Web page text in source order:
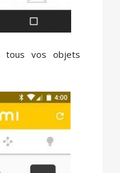
tous vos objets